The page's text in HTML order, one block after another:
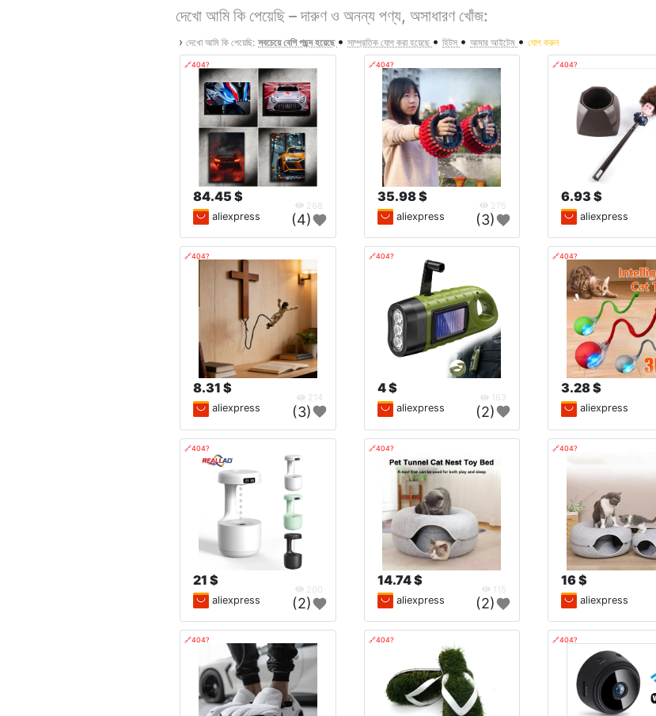
দেখো আমি কি পেয়েছি – দারুণ ও অনন্য পণ্য, অসাধারণ খোঁজ:
› দেখো আমি কি পেয়েছি: সবচেয়ে বেশি পছন্দ হয়েছে • সাম্প্রতিক যোগ করা হয়েছে • হিটস • আমার আইটেম • যোগ করুন
🔗404?
84.45 $
268
aliexpress (4)
🔗404?
35.98 $
275
aliexpress (3)
🔗404?
6.93 $
aliexpress
🔗404?
8.31 $
214
aliexpress (3)
🔗404?
4 $
163
aliexpress (2)
🔗404?
3.28 $
aliexpress
🔗404?
21 $
200
aliexpress (2)
🔗404?
14.74 $
115
aliexpress (2)
🔗404?
16 $
aliexpress
🔗404? 🔗404? 🔗404?